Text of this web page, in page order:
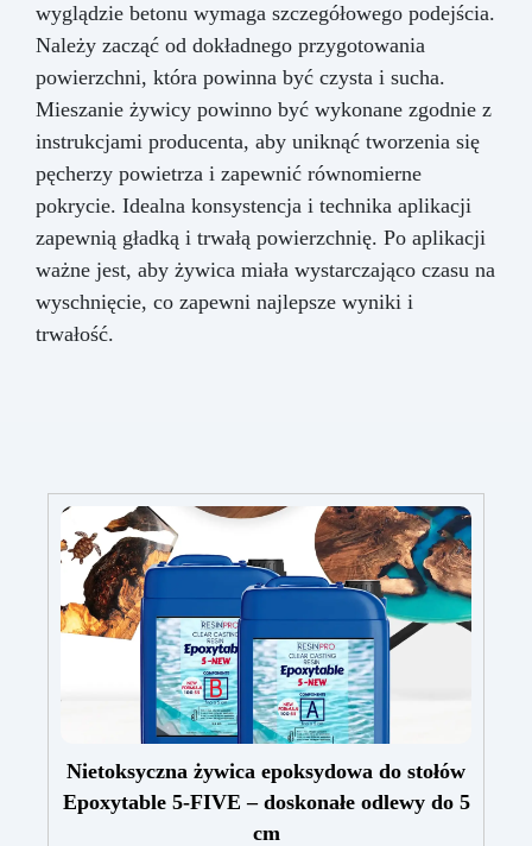
wyglądzie betonu wymaga szczegółowego podejścia.
Należy zacząć od dokładnego przygotowania
powierzchni, która powinna być czysta i sucha.
Mieszanie żywicy powinno być wykonane zgodnie z
instrukcjami producenta, aby uniknąć tworzenia się
pęcherzy powietrza i zapewnić równomierne
pokrycie. Idealna konsystencja i technika aplikacji
zapewnią gładką i trwałą powierzchnię. Po aplikacji
ważne jest, aby żywica miała wystarczająco czasu na
wyschnięcie, co zapewni najlepsze wyniki i
trwałość.
Nietoksyczna żywica epoksydowa do stołów
Epoxytable 5-FIVE – doskonałe odlewy do 5
cm